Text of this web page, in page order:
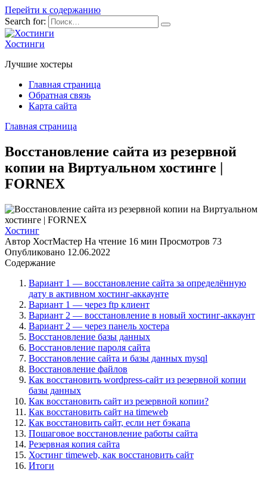
Перейти к содержанию
Search for:
Хостинги
Лучшие хостеры
Главная страница
Обратная связь
Карта сайта
Главная страница
Восстановление сайта из резервной
копии на Виртуальном хостинге |
FORNEX
Хостинг
Автор ХостМастер На чтение 16 мин Просмотров 73
Опубликовано 12.06.2022
Содержание
Вариант 1 — восстановление сайта за определённую
дату в активном хостинг-аккаунте
Вариант 1 — через ftp клиент
Вариант 2 — восстановление в новый хостинг-аккаунт
Вариант 2 — через панель хостера
Восстановление базы данных
Восстановление пароля сайта
Восстановление сайта и базы данных mysql
Восстановление файлов
Как восстановить wordpress-сайт из резервной копии
базы данных
Как восстановить сайт из резервной копии?
Как восстановить сайт на timeweb
Как восстановить сайт, если нет бэкапа
Пошаговое восстановление работы сайта
Резервная копия сайта
Хостинг timeweb, как восстановить сайт
Итоги